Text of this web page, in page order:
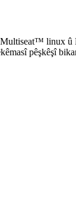
linux
pêşkêşî